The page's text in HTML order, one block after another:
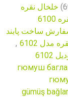
خلخال نقره
6100
ساخت پابند
,
مدل 6102
гюмуш
gümüş